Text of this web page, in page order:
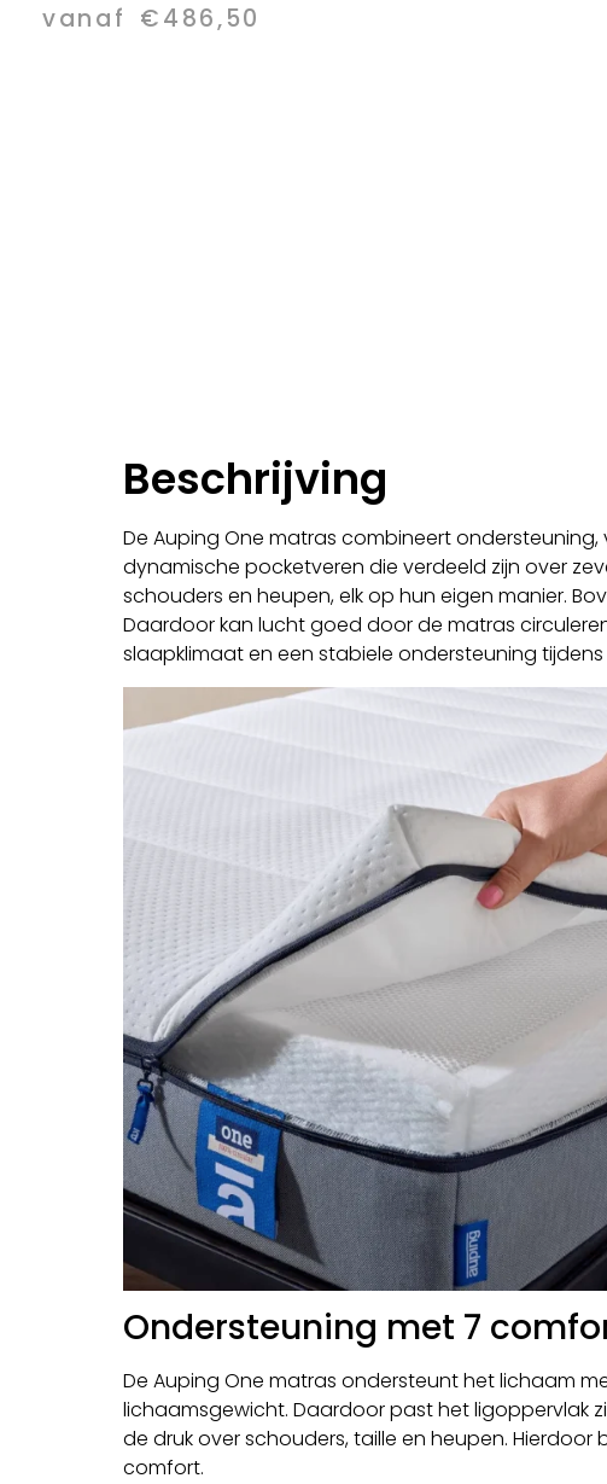
vanaf €486,50
Beschrijving
De Auping One matras combineert
dynamische pocketveren die verdeeld zijn over
schouders en heupen, elk op hun eigen manier.
Daardoor kan lucht goed door de matras
slaapklimaat en een stabiele ondersteuning
Ondersteuning met 7
De Auping One matras ondersteunt het lichaam
lichaamsgewicht. Daardoor past het ligoppervlak
de druk over schouders, taille en heupen.
comfort.